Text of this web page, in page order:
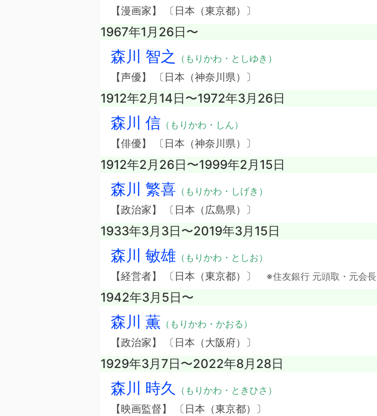
【漫画家】 〔日本（東京都）〕
1967年1月26日〜
森川 智之 （もりかわ・としゆき）
【声優】 〔日本（神奈川県）〕
1912年2月14日〜1972年3月26日
森川 信 （もりかわ・しん）
【俳優】 〔日本（神奈川県）〕
1912年2月26日〜1999年2月15日
森川 繁喜 （もりかわ・しげき）
【政治家】 〔日本（広島県）〕
1933年3月3日〜2019年3月15日
森川 敏雄 （もりかわ・としお）
【経営者】 〔日本（東京都）〕 ※住友銀行 元頭取・元会長
1942年3月5日〜
森川 薫 （もりかわ・かおる）
【政治家】 〔日本（大阪府）〕
1929年3月7日〜2022年8月28日
森川 時久 （もりかわ・ときひさ）
【映画監督】 〔日本（東京都）〕